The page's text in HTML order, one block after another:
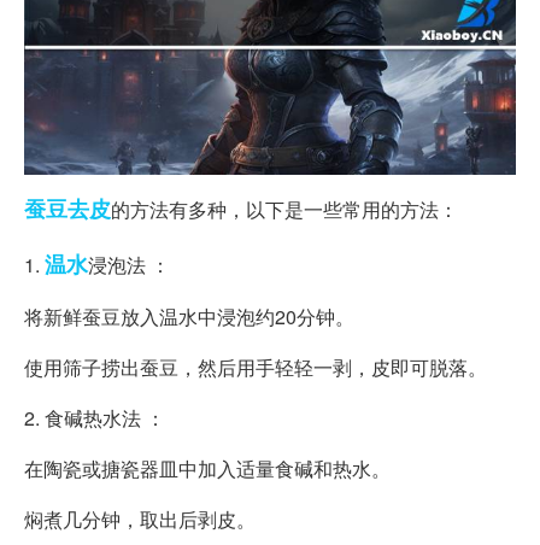
蚕豆去皮的方法有多种，以下是一些常用的方法：
1. 温水浸泡法 ：
将新鲜蚕豆放入温水中浸泡约20分钟。
使用筛子捞出蚕豆，然后用手轻轻一剥，皮即可脱落。
2. 食碱热水法 ：
在陶瓷或搪瓷器皿中加入适量食碱和热水。
焖煮几分钟，取出后剥皮。